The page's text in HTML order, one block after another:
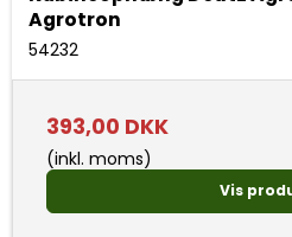
Agrotron
54232
393,00 DKK
(inkl. moms)
Vis